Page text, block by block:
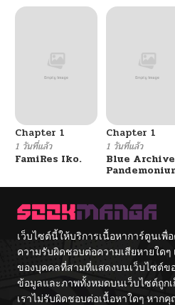
Chapter 1
1 วันที่แล้ว
FamiRes Iko.
Chapter 1
1 วันที่แล้ว
Blue Archive
เว็บไซต์นี้ให้บริการเนื้อหาการ์ตูนเพื่
ความรับผิดชอบต่อความเสียหายใด
ของบุคคลที่สามที่แสดงบนเว็บไซต์ขอ
ข้อมูลและภาพทั้งหมดบนเว็บไซต์ถูก
เราไม่รับผิดชอบต่อเนื้อหาใดๆ หา